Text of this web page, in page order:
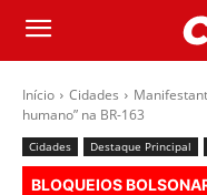
Início Cidades
humano” na BR-163
Cidades Destaque Principal
BLOQUEIOS